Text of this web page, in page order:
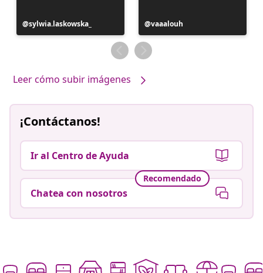
Publicación
realizada
sylwia.laskowska_
Publicación
realizada
por
vaaalouh
Leer cómo subir imágenes
¡Contáctanos!
Ir al Centro de Ayuda
Recomendado
Chatea con nosotros